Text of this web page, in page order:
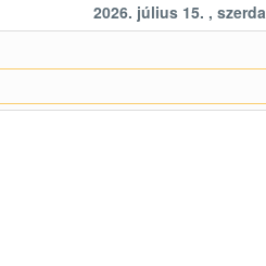
2026. július 15. , szerda